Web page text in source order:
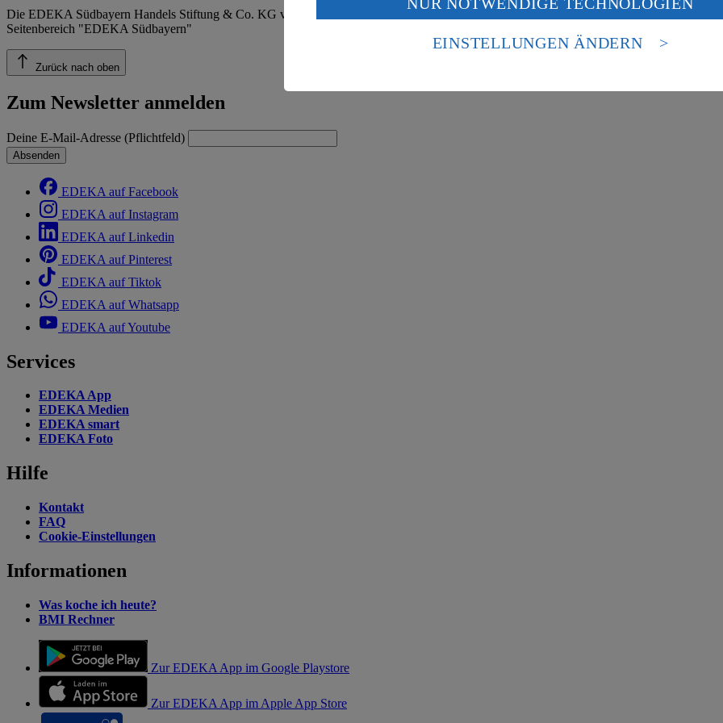
Die EDEKA Südbayern Handels Stiftung & Co. KG veröffentlicht insbesondere Inhalte zu den Bereichen:
Seitenbereich "EDEKA Südbayern"
Zurück nach oben
Zum Newsletter anmelden
Deine E-Mail-Adresse (Pflichtfeld)
Absenden
EDEKA auf Facebook
EDEKA auf Instagram
EDEKA auf Linkedin
EDEKA auf Pinterest
EDEKA auf Tiktok
EDEKA auf Whatsapp
EDEKA auf Youtube
Services
EDEKA App
EDEKA Medien
EDEKA smart
EDEKA Foto
Hilfe
Kontakt
FAQ
Cookie-Einstellungen
Informationen
Was koche ich heute?
BMI Rechner
Zur EDEKA App im Google Playstore
Zur EDEKA App im Apple App Store
ein, dass deine Daten in den USA verarbeitet werden. Der EuGH sieht die USA als
einem nach europäischen Standards nicht angemessenen Datenschutzniveau an. Es
Risiko eines Zugriffs durch US-amerikanische Behörden.
EINSTELLUNGEN ÄNDERN